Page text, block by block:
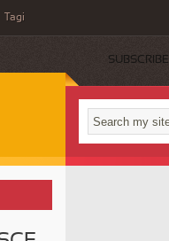
Tagi
SUBSCRIBE